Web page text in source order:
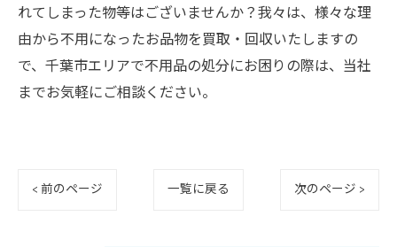
れてしまった物等はございませんか？我々は、様々な理
由から不用になったお品物を買取・回収いたしますの
で、千葉市エリアで不用品の処分にお困りの際は、当社
までお気軽にご相談ください。
< 前のページ 一覧に戻る 次のページ >